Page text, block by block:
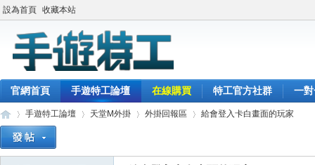
設為首頁 收藏本站
官網首頁 手遊特工論壇 在線購買 特工官方社群 一
手遊特工論壇 天堂M外掛 外掛回報區 給會登入卡白畫面的玩家